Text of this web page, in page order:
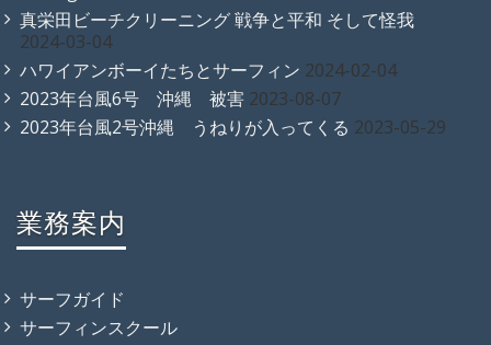
真栄田ビーチクリーニング 戦争と平和 そして怪我
2024-03-04
ハワイアンボーイたちとサーフィン 2024-02-04
2023年台風6号 沖縄 被害 2023-08-07
2023年台風2号沖縄 うねりが入ってくる 2023-05-29
業務案内
サーフガイド
サーフィンスクール